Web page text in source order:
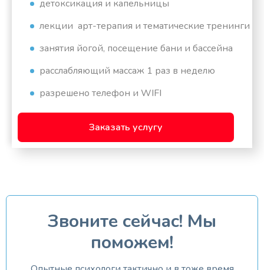
детоксикация и капельницы
лекции арт-терапия и тематические тренинги
занятия йогой, посещение бани и бассейна
расслабляющий массаж 1 раз в неделю
разрешено телефон и WIFI
Заказать услугу
Звоните сейчас! Мы
поможем!